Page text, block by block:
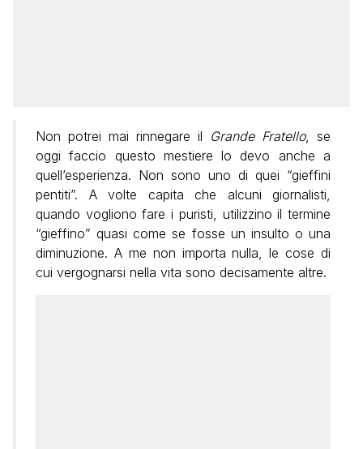
Non potrei mai rinnegare il Grande Fratello, se
oggi faccio questo mestiere lo devo anche a
quell’esperienza. Non sono uno di quei “gieffini
pentiti”. A volte capita che alcuni giornalisti,
quando vogliono fare i puristi, utilizzino il termine
“gieffino” quasi come se fosse un insulto o una
diminuzione. A me non importa nulla, le cose di
cui vergognarsi nella vita sono decisamente altre.